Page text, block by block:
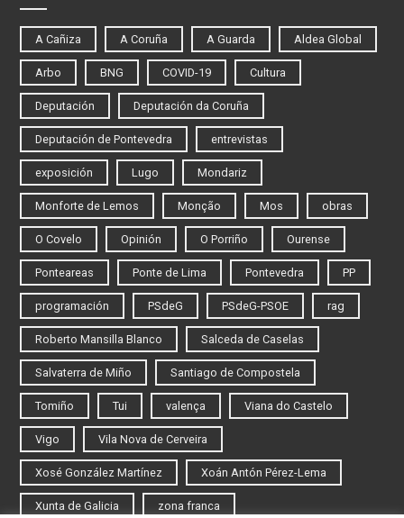
A Cañiza A Coruña A Guarda Aldea Global
Arbo BNG COVID-19 Cultura
Deputación Deputación da Coruña
Deputación de Pontevedra entrevistas
exposición Lugo Mondariz
Monforte de Lemos Monção Mos obras
O Covelo Opinión O Porriño Ourense
Ponteareas Ponte de Lima Pontevedra PP
programación PSdeG PSdeG-PSOE rag
Roberto Mansilla Blanco Salceda de Caselas
Salvaterra de Miño Santiago de Compostela
Tomiño Tui valença Viana do Castelo
Vigo Vila Nova de Cerveira
Xosé González Martínez Xoán Antón Pérez-Lema
Xunta de Galicia zona franca